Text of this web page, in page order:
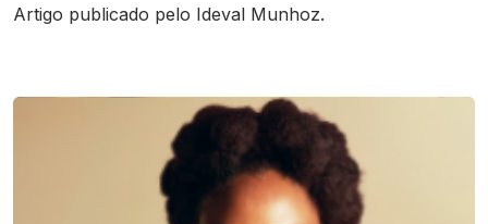
Artigo publicado pelo Ideval Munhoz.